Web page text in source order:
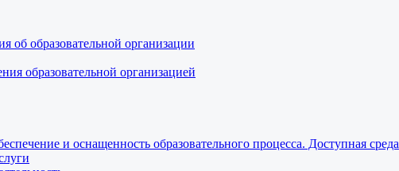
об образовательной организации
образовательной организацией
и оснащенность образовательного процесса. Доступная среда